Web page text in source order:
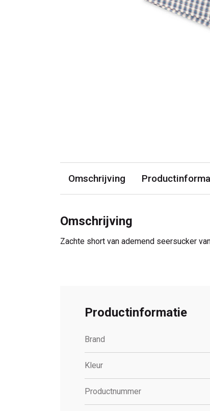
Omschrijving
Omschrijving
Zachte short van ademend seersucker
Productinformatie
Brand
Kleur
Productnummer